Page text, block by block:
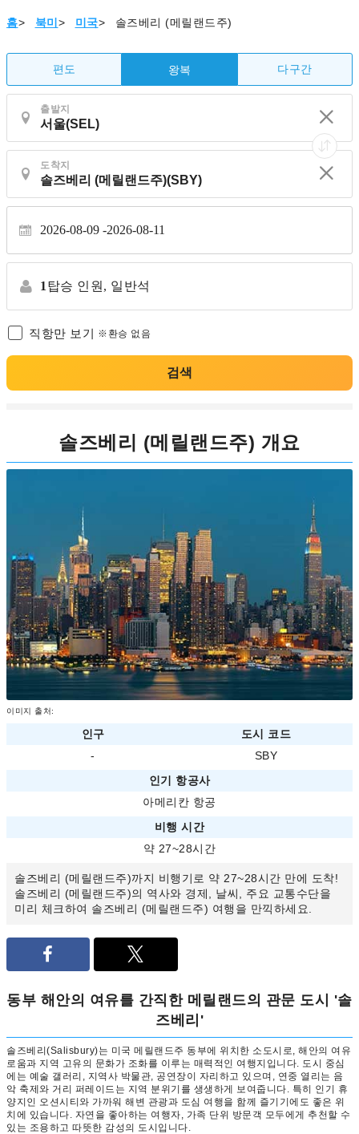
홈> 북미 > 미국> 솔즈베리 (메릴랜드주)
편도 왕복 다구간
출발지
도착지
2026-08-09 2026-08-11
1 탑승 인원, 일반석
직항만 보기 ※환승 없음
검색
솔즈베리 (메릴랜드주) 개요
이미지 출처:
인구
도시 코드
-
SBY
인기 항공사
아메리칸 항공
비행 시간
약 27~28시간
솔즈베리 (메릴랜드주)까지 비행기로 약 27~28시간 만에 도착!
솔즈베리 (메릴랜드주)의 역사와 경제, 날씨, 주요 교통수단을
미리 체크하여 솔즈베리 (메릴랜드주) 여행을 만끽하세요.
동부 해안의 여유를 간직한 메릴랜드의 관문 도시 '솔
즈베리'
솔즈베리(Salisbury)는 미국 메릴랜드주 동부에 위치한 소도시로, 해안의 여유
로움과 지역 고유의 문화가 조화를 이루는 매력적인 여행지입니다. 도시 중심
에는 예술 갤러리, 지역사 박물관, 공연장이 자리하고 있으며, 연중 열리는 음
악 축제와 거리 퍼레이드는 지역 분위기를 생생하게 보여줍니다. 특히 인기 휴
양지인 오션시티와 가까워 해변 관광과 도심 여행을 함께 즐기기에도 좋은 위
치에 있습니다. 자연을 좋아하는 여행자, 가족 단위 방문객 모두에게 추천할 수
있는 조용하고 따뜻한 감성의 도시입니다.